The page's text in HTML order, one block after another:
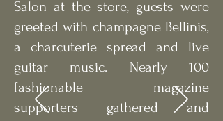
Magazine. Held in their Designer
Salon at the store, guests were
greeted with champagne Bellinis,
a charcuterie spread and live
guitar music. Nearly 100
fashionable magazine